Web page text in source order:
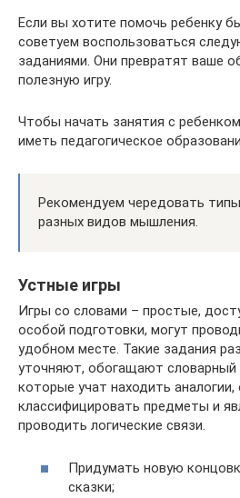
Если вы хотите помочь ребенку
советуем воспользоваться
заданиями. Они превратят ваше
полезную игру.
Чтобы начать занятия с
иметь педагогическое
Рекомендуем чередовать
разных видов мышления.
Устные игры
Игры со словами – простые,
особой подготовки, могут
удобном месте. Такие задания
уточняют, обогащают словарный
которые учат находить
классифицировать предметы и
проводить логические связи.
Придумать новую
сказки;